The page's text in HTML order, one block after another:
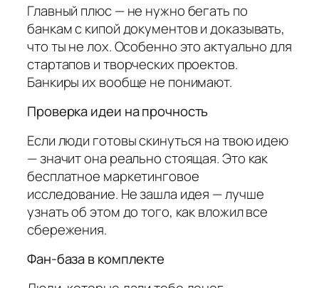
Главный плюс — не нужно бегать по
банкам с кипой документов и доказывать,
что ты не лох. Особенно это актуально для
стартапов и творческих проектов.
Банкиры их вообще не понимают.
Проверка идеи на прочность
Если люди готовы скинуться на твою идею
— значит она реально стоящая. Это как
бесплатное маркетинговое
исследование. Не зашла идея — лучше
узнать об этом до того, как вложил все
сбережения.
Фан-база в комплекте